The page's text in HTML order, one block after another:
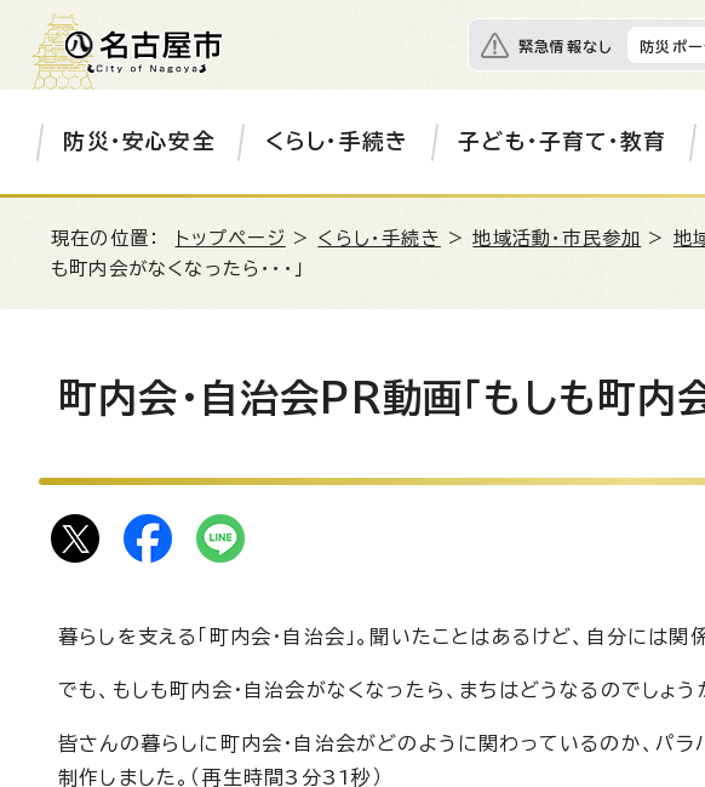
緊急情報なし 防災ポー
防災・安心安全 くらし・手続き 子ども・子育て・教育
現在の位置： トップページ > くらし・手続き >地域活動・市民参加 > 地
も町内会がなくなったら・・・」
町内会・自治会PR動画「もしも町内会
暮らしを支える「町内会・自治会」。聞いたことはあるけど、自分には
でも、もしも町内会・自治会がなくなったら、まちはどうなるのでしょう
皆さんの暮らしに町内会・自治会がどのように関わっているのか、パ
制作しました。（再生時間3分31秒）